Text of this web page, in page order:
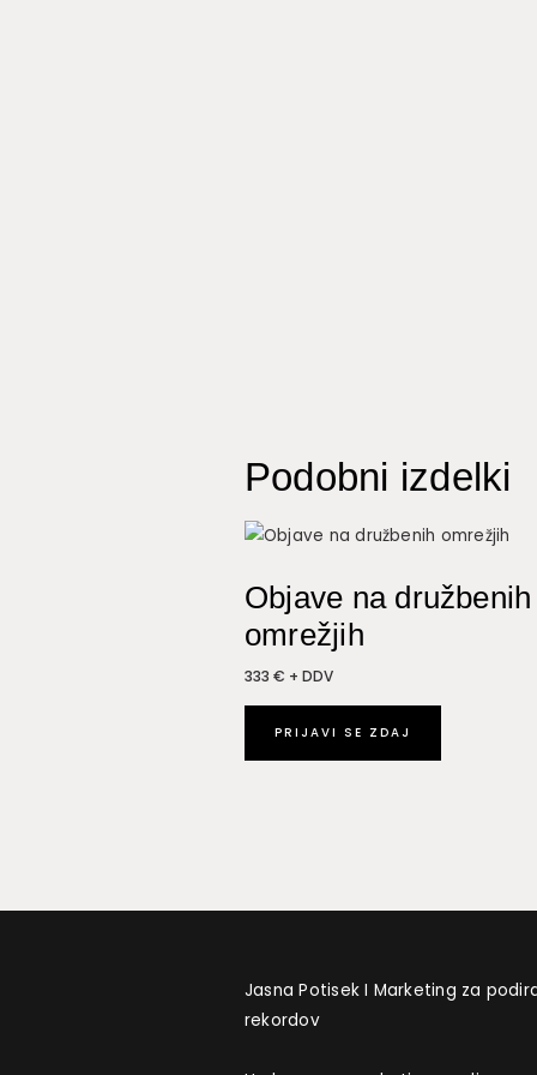
Podobni izdelki
Objave na družbenih
omrežjih
333 € + DDV
PRIJAVI SE ZDAJ
Jasna Potisek I Marketing za
rekordov